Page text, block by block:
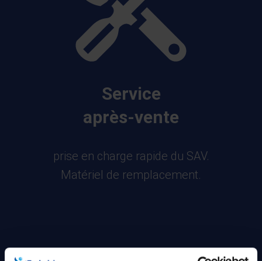
Service
après-vente
prise en charge rapide du SAV.
Matériel de remplacement.